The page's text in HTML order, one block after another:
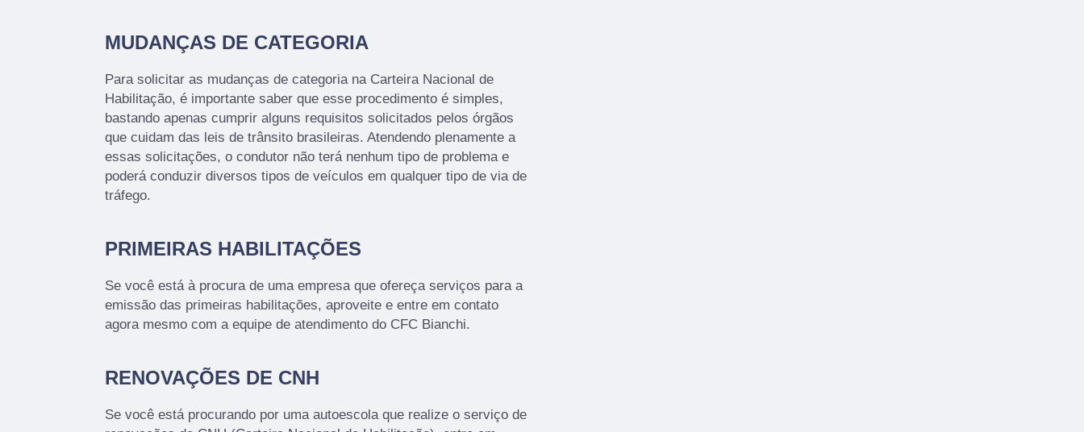
MUDANÇAS DE CATEGORIA
Para solicitar as mudanças de categoria na Carteira Nacional de
Habilitação, é importante saber que esse procedimento é simples,
bastando apenas cumprir alguns requisitos solicitados pelos órgãos
que cuidam das leis de trânsito brasileiras. Atendendo plenamente a
essas solicitações, o condutor não terá nenhum tipo de problema e
poderá conduzir diversos tipos de veículos em qualquer tipo de via de
tráfego.
PRIMEIRAS HABILITAÇÕES
Se você está à procura de uma empresa que ofereça serviços para a
emissão das primeiras habilitações, aproveite e entre em contato
agora mesmo com a equipe de atendimento do CFC Bianchi.
RENOVAÇÕES DE CNH
Se você está procurando por uma autoescola que realize o serviço de